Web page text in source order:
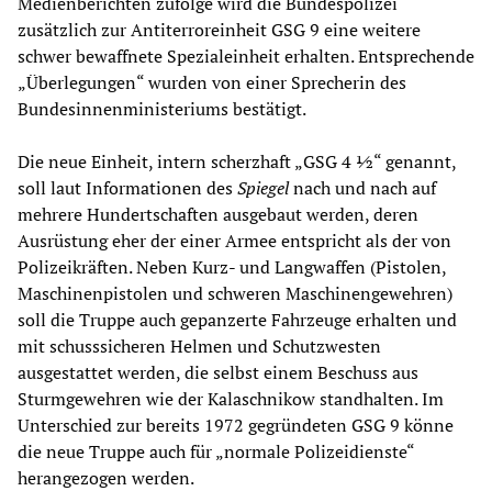
zusätzlich zur Antiterroreinheit GSG 9 eine weitere
schwer bewaffnete Spezialeinheit erhalten. Entsprechende
„Überlegungen“ wurden von einer Sprecherin des
Bundesinnenministeriums bestätigt.
Die neue Einheit, intern scherzhaft „GSG 4 ½“ genannt,
soll laut Informationen desSpiegelnach und nach auf
mehrere Hundertschaften ausgebaut werden, deren
Ausrüstung eher der einer Armee entspricht als der von
Polizeikräften. Neben Kurz- und Langwaffen (Pistolen,
Maschinenpistolen und schweren Maschinengewehren)
soll die Truppe auch gepanzerte Fahrzeuge erhalten und
mit schusssicheren Helmen und Schutzwesten
ausgestattet werden, die selbst einem Beschuss aus
Sturmgewehren wie der Kalaschnikow standhalten. Im
Unterschied zur bereits 1972 gegründeten GSG 9 könne
die neue Truppe auch für „normale Polizeidienste“
herangezogen werden.